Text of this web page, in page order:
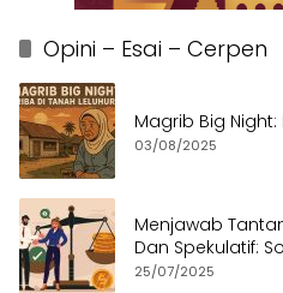
Opini – Esai – Cerpen
Magrib Big
03/08/2025
Menjawab
Dan Spekulatif:
25/07/2025